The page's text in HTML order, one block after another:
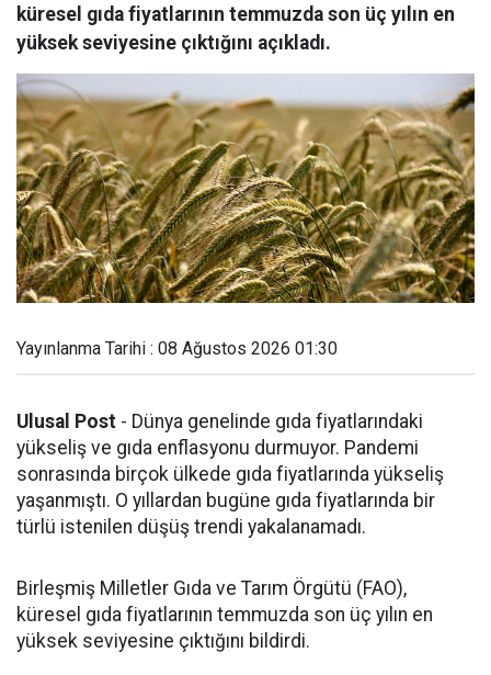
küresel gıda fiyatlarının temmuzda son üç yılın en
yüksek seviyesine çıktığını açıkladı.
Yayınlanma Tarihi : 08 Ağustos 2026 01:30
Ulusal Post - Dünya genelinde gıda fiyatlarındaki
yükseliş ve gıda enflasyonu durmuyor. Pandemi
sonrasında birçok ülkede gıda fiyatlarında yükseliş
yaşanmıştı. O yıllardan bugüne gıda fiyatlarında bir
türlü istenilen düşüş trendi yakalanamadı.
Birleşmiş Milletler Gıda ve Tarım Örgütü (FAO),
küresel gıda fiyatlarının temmuzda son üç yılın en
yüksek seviyesine çıktığını bildirdi.